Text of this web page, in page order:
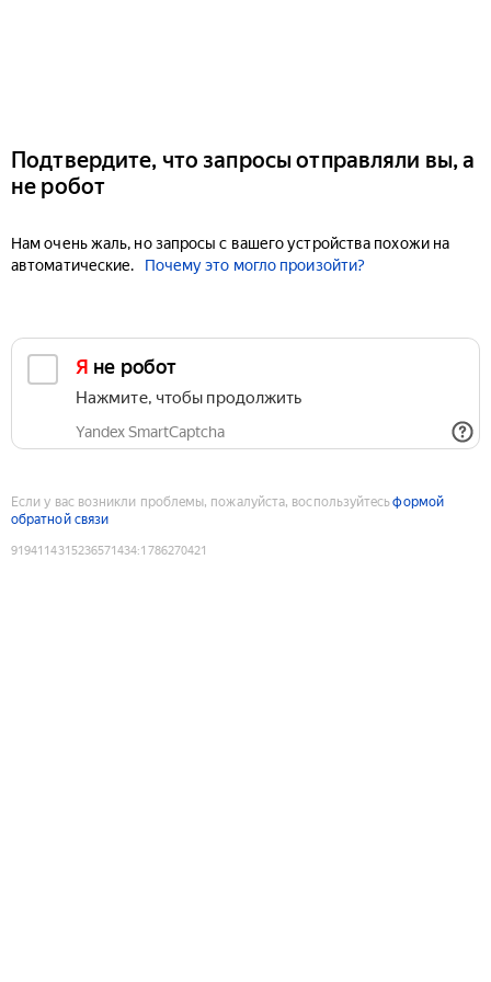
Подтвердите, что запросы отправляли вы, а
не робот
Нам очень жаль, но запросы с вашего устройства похожи на
автоматические.
Почему это могло произойти?
Я не робот
Нажмите, чтобы продолжить
Yandex SmartCaptcha
Если у вас возникли проблемы, пожалуйста, воспользуйтесьформой
обратной связи
9194114315236571434:1786270421